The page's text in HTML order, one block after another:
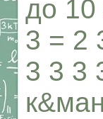
до 10
3 = 2
3 3 3